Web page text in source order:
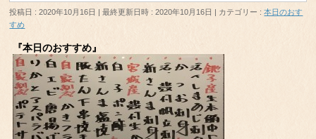
投稿日 : 2020年10月16日 最終更新日時 : 2020年10月16日 カテゴリー :本日のおす
すめ
『本日のおすすめ』